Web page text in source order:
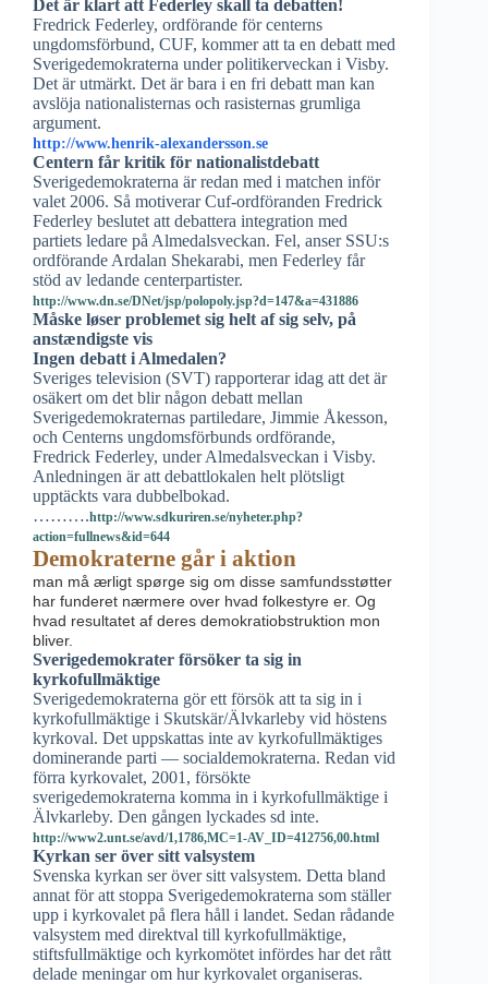
Det är klart att Federley skall ta debatten!
Fredrick Federley, ordförande för centerns
ungdomsförbund, CUF, kommer att ta en debatt med
Sverigedemokraterna under politikerveckan i Visby.
Det är utmärkt. Det är bara i en fri debatt man kan
avslöja nationalisternas och rasisternas grumliga
argument.
http://www.henrik-alexandersson.se
Centern får kritik för nationalistdebatt
Sverigedemokraterna är redan med i matchen inför
valet 2006. Så motiverar Cuf-ordföranden Fredrick
Federley beslutet att debattera integration med
partiets ledare på Almedalsveckan. Fel, anser SSU:s
ordförande Ardalan Shekarabi, men Federley får
stöd av ledande centerpartister.
http://www.dn.se/DNet/jsp/polopoly.jsp?d=147&a=431886
Måske løser problemet sig helt af sig selv, på
anstændigste vis
Ingen debatt i Almedalen?
Sveriges television (SVT) rapporterar idag att det är
osäkert om det blir någon debatt mellan
Sverigedemokraternas partiledare, Jimmie Åkesson,
och Centerns ungdomsförbunds ordförande,
Fredrick Federley, under Almedalsveckan i Visby.
Anledningen är att debattlokalen helt plötsligt
upptäckts vara dubbelbokad.
……….http://www.sdkuriren.se/nyheter.php?
action=fullnews&id=644
Demokraterne går i aktion
man må ærligt spørge sig om disse samfundsstøtter
har funderet nærmere over hvad folkestyre er. Og
hvad resultatet af deres demokratiobstruktion mon
bliver.
Sverigedemokrater försöker ta sig in
kyrkofullmäktige
Sverigedemokraterna gör ett försök att ta sig in i
kyrkofullmäktige i Skutskär/Älvkarleby vid höstens
kyrkoval. Det uppskattas inte av kyrkofullmäktiges
dominerande parti — socialdemokraterna. Redan vid
förra kyrkovalet, 2001, försökte
sverigedemokraterna komma in i kyrkofullmäktige i
Älvkarleby. Den gången lyckades sd inte.
http://www2.unt.se/avd/1,1786,MC=1-AV_ID=412756,00.html
Kyrkan ser över sitt valsystem
Svenska kyrkan ser över sitt valsystem. Detta bland
annat för att stoppa Sverigedemokraterna som ställer
upp i kyrkovalet på flera håll i landet. Sedan rådande
valsystem med direktval till kyrkofullmäktige,
stiftsfullmäktige och kyrkomötet infördes har det rått
delade meningar om hur kyrkovalet organiseras.